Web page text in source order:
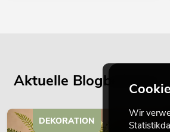
Aktuelle Blogbeiträge
DEKORATION
Wir